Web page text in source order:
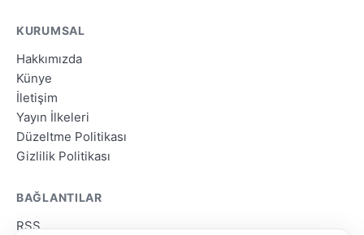
KURUMSAL
Hakkımızda
Künye
İletişim
Yayın İlkeleri
Düzeltme Politikası
Gizlilik Politikası
BAĞLANTILAR
RSS